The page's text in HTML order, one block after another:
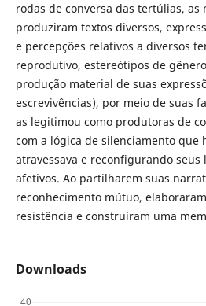
rodas de conversa das tertúlias,
produziram textos diversos,
e percepções relativos a diversos
reprodutivo, estereótipos de
produção material de suas
escrevivências), por meio de suas
as legitimou como produtoras de
com a lógica de silenciamento que
atravessava e reconfigurando seus
afetivos. Ao partilharem suas
reconhecimento mútuo,
resistência e construíram uma
Downloads